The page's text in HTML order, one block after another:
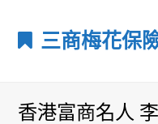
三商梅花保
香港富商名人